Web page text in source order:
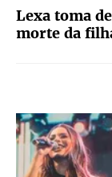
Lexa toma
morte da